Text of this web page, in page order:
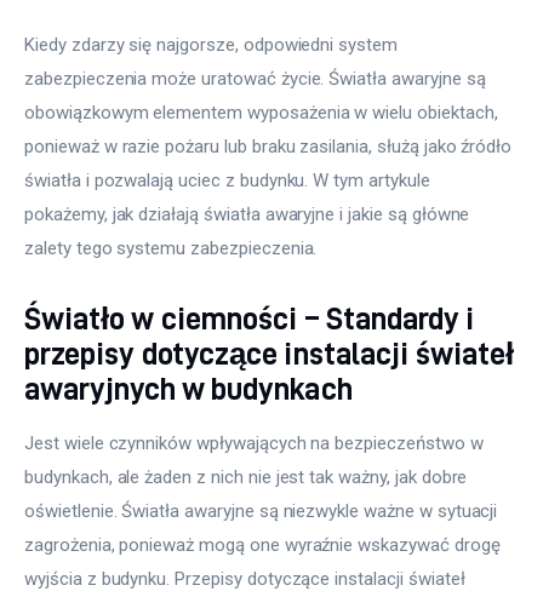
Kiedy zdarzy się najgorsze, odpowiedni system
zabezpieczenia może uratować życie. Światła awaryjne są
obowiązkowym elementem wyposażenia w wielu obiektach,
ponieważ w razie pożaru lub braku zasilania, służą jako źródło
światła i pozwalają uciec z budynku. W tym artykule
pokażemy, jak działają światła awaryjne i jakie są główne
zalety tego systemu zabezpieczenia.
Światło w ciemności – Standardy i
przepisy dotyczące instalacji świateł
awaryjnych w budynkach
Jest wiele czynników wpływających na bezpieczeństwo w
budynkach, ale żaden z nich nie jest tak ważny, jak dobre
oświetlenie. Światła awaryjne są niezwykle ważne w sytuacji
zagrożenia, ponieważ mogą one wyraźnie wskazywać drogę
wyjścia z budynku. Przepisy dotyczące instalacji świateł